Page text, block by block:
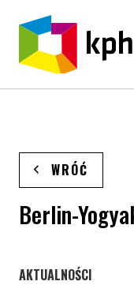
PRZEJDŹ DO TREŚCI
WRÓĆ
Berlin-
STRONA KATEGORII
AKTUALNOŚCI